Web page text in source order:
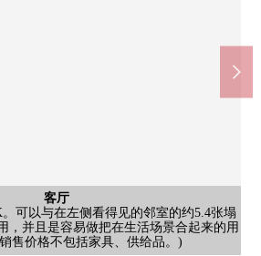
客厅
可以与在左侧看得见的邻室的约5.4张塌
，并且是容易做把在生活场景合起来的用
售价格不包括家具、供给品。)
外观
Mansion外观。种植和砖的花坛给入口周
与人行道的境界也明确。
客厅
LDK的走廊一侧的照片。从面向东南的大
也能来到阳台。明亮地是开放性的LDK空
价格不包括家具、供给品。)
厨房
帐单的组合厨房，整理是容易做的设计。
插进去，亮的客厅空间伸展。(销售价格
包括家具、供给品。)
公共汽车
静的气氛的浴室。宽大的米勒被在使用方
正准备好。(销售价格不包括家具、供给
品。)
洗脸
纳力的三面镜的盥洗台和小东西放在的搁
在旁边，家务流迹线小型，并且是有条理
售价格不包括家具、供给品。)
厕所
重的调子收集，收纳力被确保日用品的存
。(销售价格不包括家具、供给品。)
室内
间。从正面的窗，能来到北侧的阳台。阳
的西式房间连接起来，便利。
室内
间。靠自己这边是西北一侧阳台，并且正
入式衣帽间，右的门在走廊有关联。
室内
间。能来到西北一侧阳台正面的窗。是正
式房间连接起来的2way设计。
室内
间。右手前面的门正由于壁橱，左的门在
在跟前有能来到北侧阳台的窗。
门口
木纹风格的鞋柜被设置，为脚下漂浮着打
计。正面内部的门的以前是LDK。
阳台
东南一侧阳台，能眺望蓝天和街景。
风景
风景。在周围从低层排列中层的建筑物以
有能广泛瞭望的开放感觉。
入口
邮筒的样子。是便于邮件以及送货上门的
行的每天的生活的共用空间。
共有部分
处被准备，放心，甚至雨天能保管自行
每隔区划整理进出也顺利。
入口
的路径和楼梯是印象深刻的入口。
停车场
，有舒适的停车场被设置。
迪吹田日出店(约90m)
日之出町商店(约30m)
吹田末广店(约250m)
日之出町邮局(约110m)
立吹田第3小学(约400m)
市立第5中学(约660m)